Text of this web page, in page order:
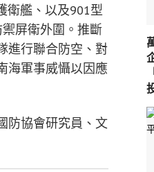
衛艦、以及901型
屏衛外圍。推斷
進行聯合防空、對
海軍事威懾以因應
防協會研究員、文